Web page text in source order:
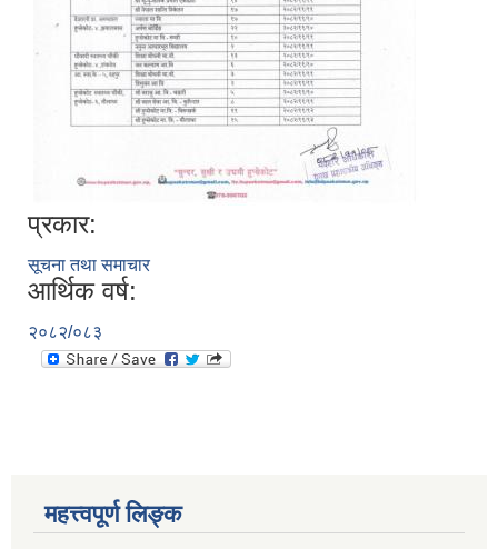
प्रकार:
सूचना तथा समाचार
आर्थिक वर्ष:
२०८२/०८३
महत्त्वपूर्ण लिङ्क